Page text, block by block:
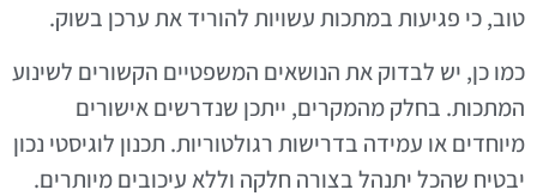
טוב, כי פגיעות במתכות עשויות להוריד את ערכן בשוק.
כמו כן, יש לבדוק את הנושאים המשפטיים הקשורים לשינוע
המתכות. בחלק מהמקרים, ייתכן שנדרשים אישורים
מיוחדים או עמידה בדרישות רגולטוריות. תכנון לוגיסטי נכון
יבטיח שהכל יתנהל בצורה חלקה וללא עיכובים מיותרים.